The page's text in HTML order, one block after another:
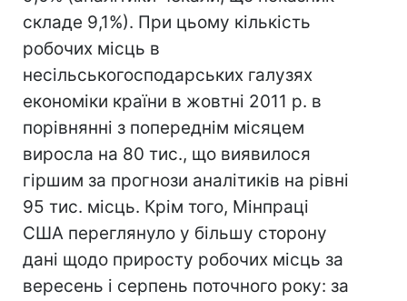
складе 9,1%). При цьому кількість
робочих місць в
несільськогосподарських галузях
економіки країни в жовтні 2011 р. в
порівнянні з попереднім місяцем
виросла на 80 тис., що виявилося
гіршим за прогнози аналітиків на рівні
95 тис. місць. Крім того, Мінпраці
США переглянуло у більшу сторону
дані щодо приросту робочих місць за
вересень і серпень поточного року: за